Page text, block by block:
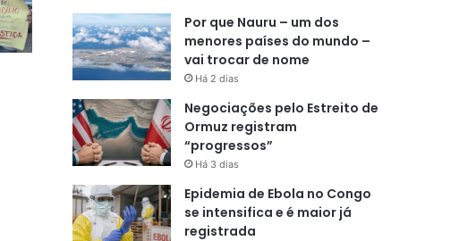
Por que Nauru – um dos
menores países do mundo –
vai trocar de nome
Há 2 dias
Negociações pelo Estreito de
Ormuz registram
“progressos”
Há 3 dias
Epidemia de Ebola no Congo
se intensifica e é maior já
registrada